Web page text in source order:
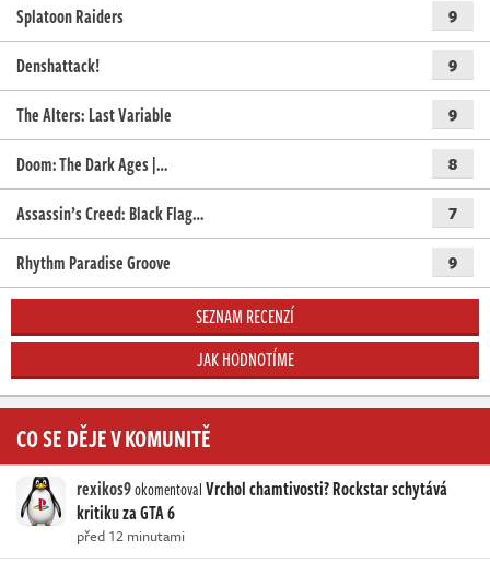
Splatoon Raiders 9
Denshattack! 9
The Alters: Last Variable 9
Doom: The Dark Ages |… 8
Assassin’s Creed: Black Flag… 7
Rhythm Paradise Groove 9
SEZNAM RECENZÍ
JAK HODNOTÍME
CO SE DĚJE V KOMUNITĚ
rexikos9okomentovalVrchol chamtivosti? Rockstar schytává
kritiku za GTA 6
před 12 minutami